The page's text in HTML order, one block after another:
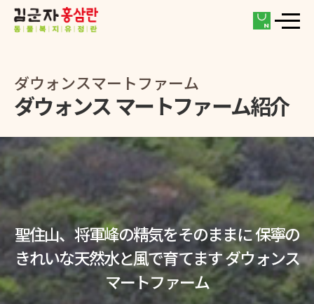
ダウォンスマートファーム
ダウォンス マートファーム紹介
聖住山、将軍峰の精気をそのままに保寧の
きれいな天然水と風で育てますダウォンス
マートファーム